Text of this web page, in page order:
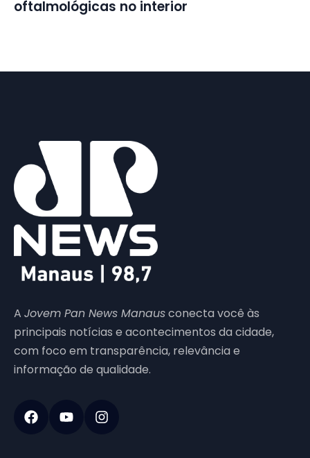
oftalmológicas no interior
A Jovem Pan News Manausconecta você às
principais notícias e acontecimentos da cidade,
com foco em transparência, relevância e
informação de qualidade.